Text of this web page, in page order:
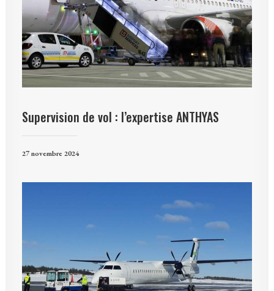
Supervision de vol : l’expertise ANTHYAS
27 novembre 2024